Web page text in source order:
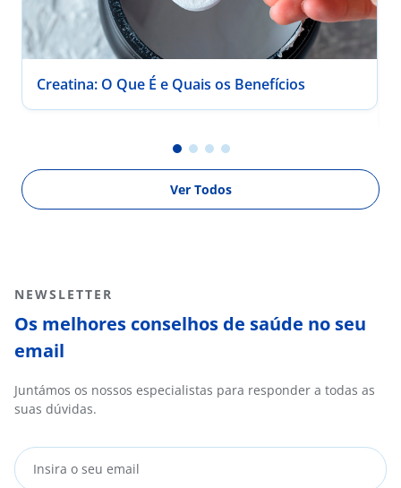
Creatina: O Que É e Quais os Benefícios
Ver Todos
NEWSLETTER
Os melhores conselhos de saúde no seu
email
Juntámos os nossos especialistas para responder a todas as
suas dúvidas.